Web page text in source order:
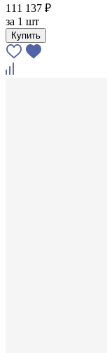
111 137 ₽
за 1 шт
Купить